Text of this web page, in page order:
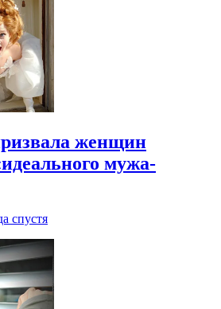
женщин
мужа-
спустя